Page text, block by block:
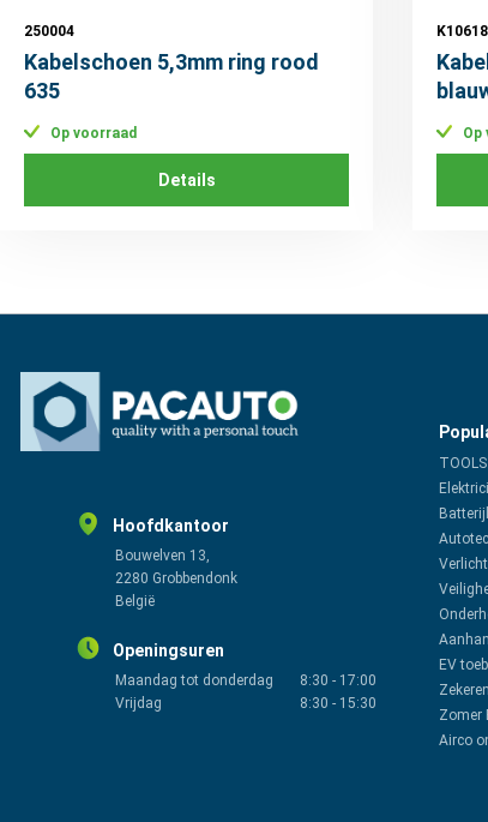
250004
Kabelschoen 5,3mm ring rood
635
Op voorraad
Details
Op
Hoofdkantoor
Bouwelven 13,
2280 Grobbendonk
België
Openingsuren
Maandag tot donderdag 8:30 - 17:00
Vrijdag
8:30 - 15:30
EV
Zomer
Airco